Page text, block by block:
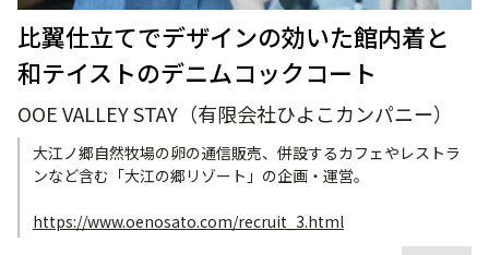
比翼仕立てでデザインの効いた館内着と
和テイストのデニムコックコート
OOE VALLEY STAY（有限会社ひよこカンパニー）
大江ノ郷自然牧場の卵の通信販売、併設するカフェやレストラ
ンなど含む「大江の郷リゾート」の企画・運営。
https://www.oenosato.com/recruit_3.html